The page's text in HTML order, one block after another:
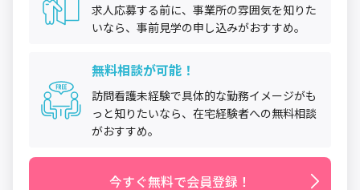
求人応募する前に、事業所の雰囲気を知りた
いなら、事前見学の申し込みがおすすめ。
無料相談が可能！
訪問看護未経験で具体的な勤務イメージがも
っと知りたいなら、在宅経験者への無料相談
がおすすめ。
今すぐ無料で会員登録！